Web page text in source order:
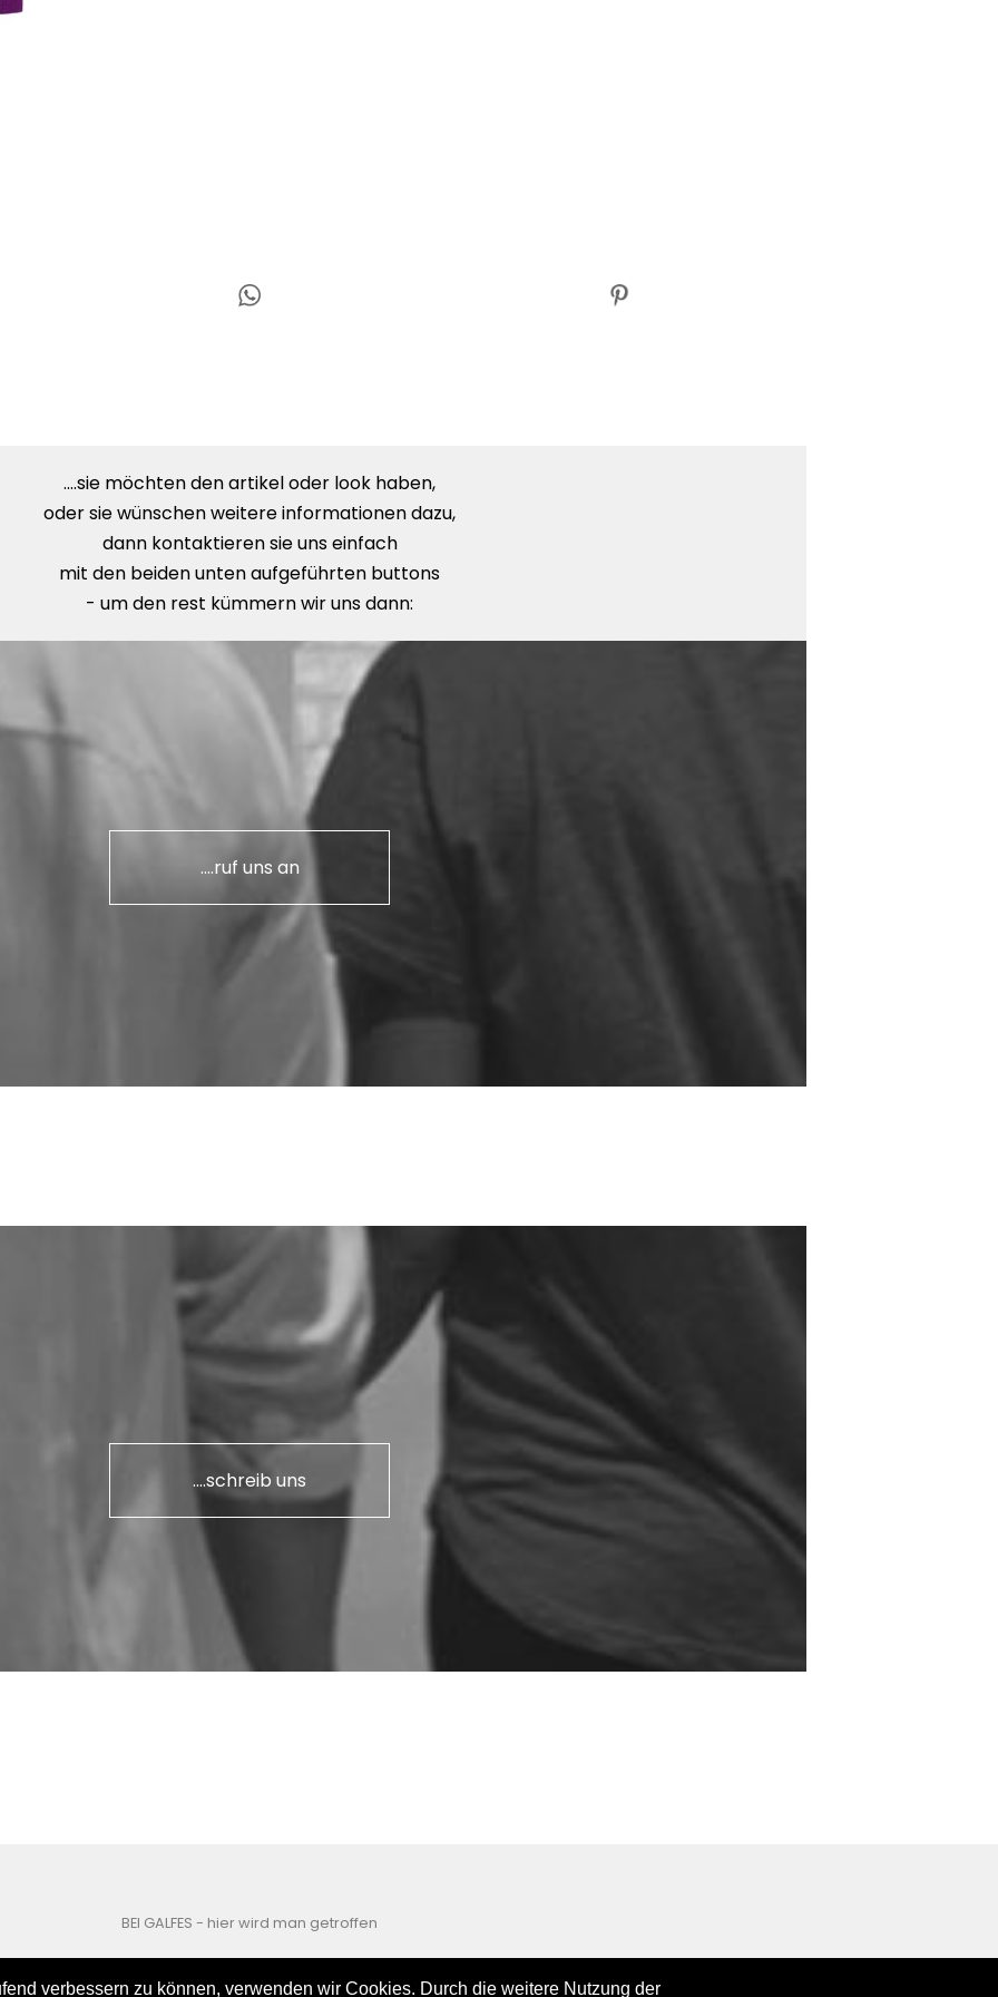
verbessern zu können, verwenden wir Cookies. Durch die weitere Nutzung der
....sie möchten den artikel oder look haben,
oder sie wünschen weitere informationen dazu,
dann kontaktieren sie uns einfach
mit den beiden unten aufgeführten buttons
- um den rest kümmern wir uns dann:
....ruf uns an
....schreib uns
BEI GALFES - hier wird man getroffen
datenschutz